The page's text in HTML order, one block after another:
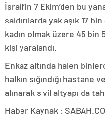
İsrail’in 7 Ekim’den bu
saldırılarda yaklaşık 17
kadın olmak üzere 45 bin
kişi yaralandı.
Enkaz altında halen
halkın sığındığı
alınarak sivil altyapı da
Haber Kaynak :